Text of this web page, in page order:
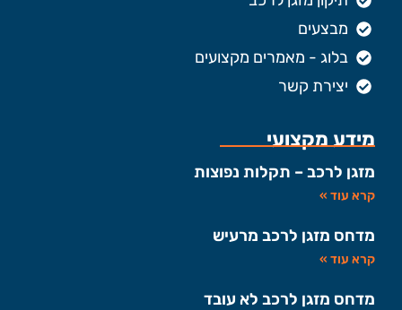
מבצעים
בלוג - מאמרים מקצועים
יצירת קשר
מידע מקצועי
מזגן לרכב – תקלות נפוצות
קרא עוד »
מדחס מזגן לרכב מרעיש
קרא עוד »
מדחס מזגן לרכב לא עובד